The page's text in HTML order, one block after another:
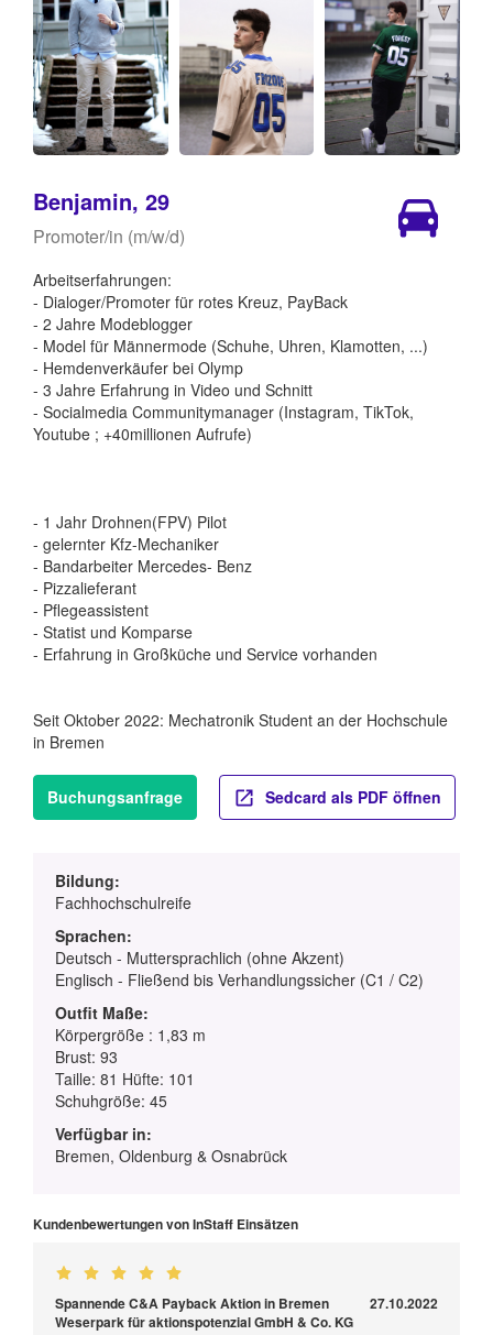
Benjamin, 29
Promoter/in (m/w/d)
Arbeitserfahrungen:
- Dialoger/Promoter für rotes Kreuz, PayBack
- 2 Jahre Modeblogger
- Model für Männermode (Schuhe, Uhren, Klamotten, ...)
- Hemdenverkäufer bei Olymp
- 3 Jahre Erfahrung in Video und Schnitt
- Socialmedia Communitymanager (Instagram, TikTok,
Youtube ; +40millionen Aufrufe)
- 1 Jahr Drohnen(FPV) Pilot
- gelernter Kfz-Mechaniker
- Bandarbeiter Mercedes- Benz
- Pizzalieferant
- Pflegeassistent
- Statist und Komparse
- Erfahrung in Großküche und Service vorhanden
Seit Oktober 2022: Mechatronik Student an der Hochschule
in Bremen
Buchungsanfrage Sedcard als PDF öffnen
Bildung:
Fachhochschulreife
Sprachen:
Deutsch - Muttersprachlich (ohne Akzent)
Englisch - Fließend bis Verhandlungssicher (C1 / C2)
Outfit Maße:
Körpergröße : 1,83 m
Brust: 93
Taille: 81 Hüfte: 101
Schuhgröße: 45
Verfügbar in:
Bremen, Oldenburg & Osnabrück
Kundenbewertungen von InStaff Einsätzen
Spannende C&A Payback Aktion in Bremen
Weserpark für aktionspotenzial GmbH & Co. KG
27.10.2022